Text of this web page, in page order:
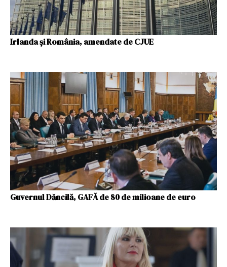
Irlanda și România, amendate de CJUE
Guvernul Dăncilă, GAFĂ de 80 de milioane de euro